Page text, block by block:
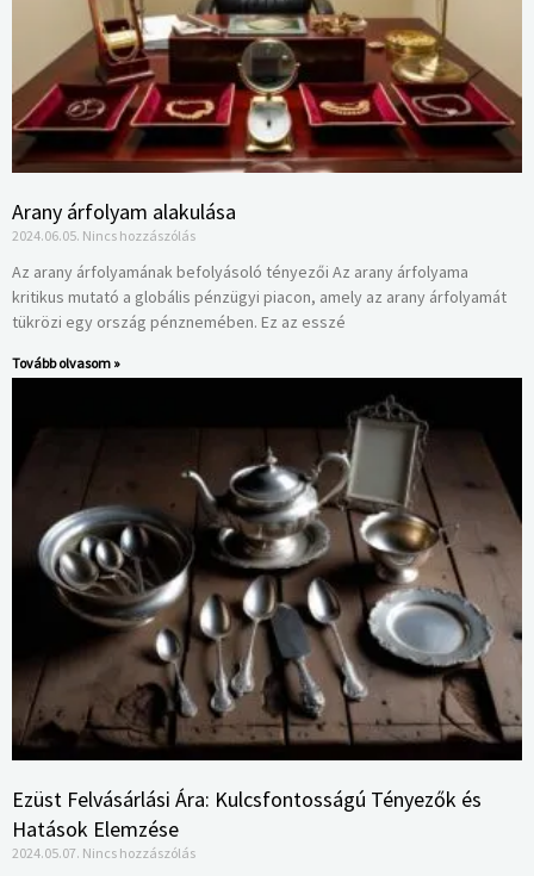
Arany árfolyam alakulása
2024.06.05. Nincs hozzászólás
Az arany árfolyamának befolyásoló tényezői Az arany árfolyama
kritikus mutató a globális pénzügyi piacon, amely az arany árfolyamát
tükrözi egy ország pénznemében. Ez az esszé
Tovább olvasom »
Ezüst Felvásárlási Ára: Kulcsfontosságú Tényezők és
Hatások Elemzése
2024.05.07. Nincs hozzászólás